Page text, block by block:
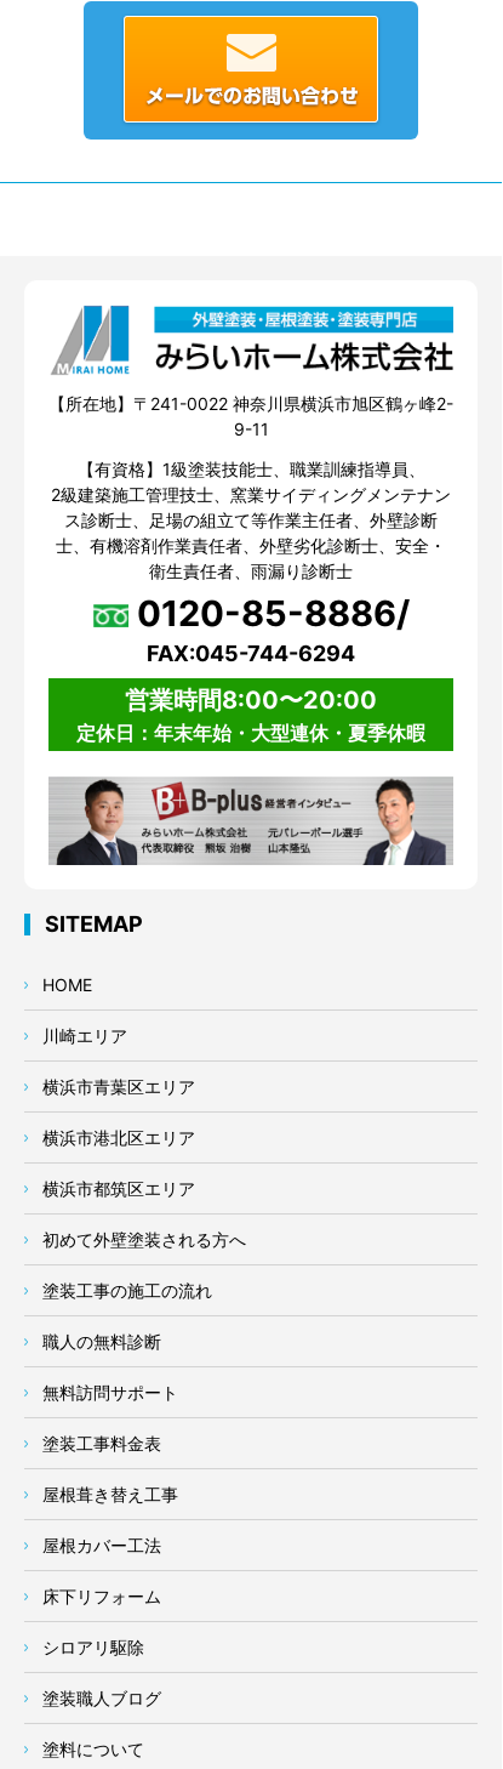
【所在地】〒241-0022 神奈川県横浜市旭区鶴ヶ峰2-
9-11
【有資格】1級塗装技能士、職業訓練指導員、
2級建築施工管理技士、窯業サイディングメンテナン
ス診断士、足場の組立て等作業主任者、外壁診断
士、有機溶剤作業責任者、外壁劣化診断士、安全・
衛生責任者、雨漏り診断士
0120-85-8886/
FAX:045-744-6294
営業時間8:00〜20:00
定休日：年末年始・大型連休・夏季休暇
SITEMAP
HOME
川崎エリア
横浜市青葉区エリア
横浜市港北区エリア
横浜市都筑区エリア
初めて外壁塗装される方へ
塗装工事の施工の流れ
職人の無料診断
無料訪問サポート
塗装工事料金表
屋根葺き替え工事
屋根カバー工法
床下リフォーム
シロアリ駆除
塗装職人ブログ
塗料について